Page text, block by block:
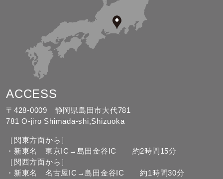
ACCESS
〒428-0009 静岡県島田市大代781
781 O-jiro Shimada-shi,Shizuoka
［関東方面から］
・新東名 東京IC→島田金谷IC 約2時間15分
［関西方面から］
・新東名 名古屋IC→島田金谷IC 約1時間30分